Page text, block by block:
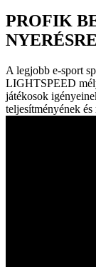
PROFIK
A legjobb e-sport
LIGHTSPEED
játékosok
teljesítményének